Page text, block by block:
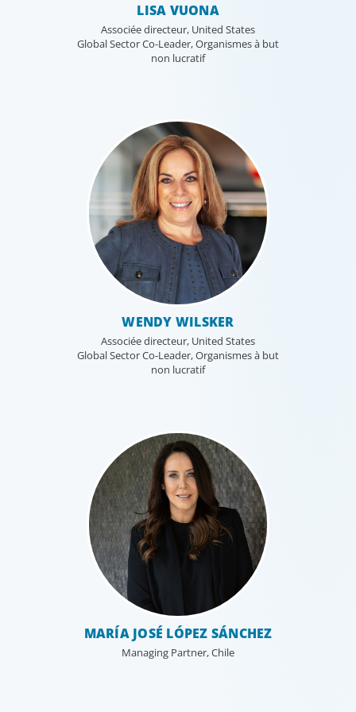
LISA VUONA
Associée directeur, United States
Global Sector Co-Leader, Organismes à but
non lucratif
WENDY WILSKER
Associée directeur, United States
Global Sector Co-Leader, Organismes à but
non lucratif
MARÍA JOSÉ LÓPEZ SÁNCHEZ
Managing Partner, Chile